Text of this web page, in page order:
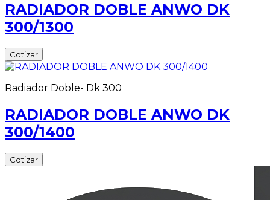
RADIADOR DOBLE ANWO DK
300/1300
Cotizar
Radiador Doble- Dk 300
RADIADOR DOBLE ANWO DK
300/1400
Cotizar